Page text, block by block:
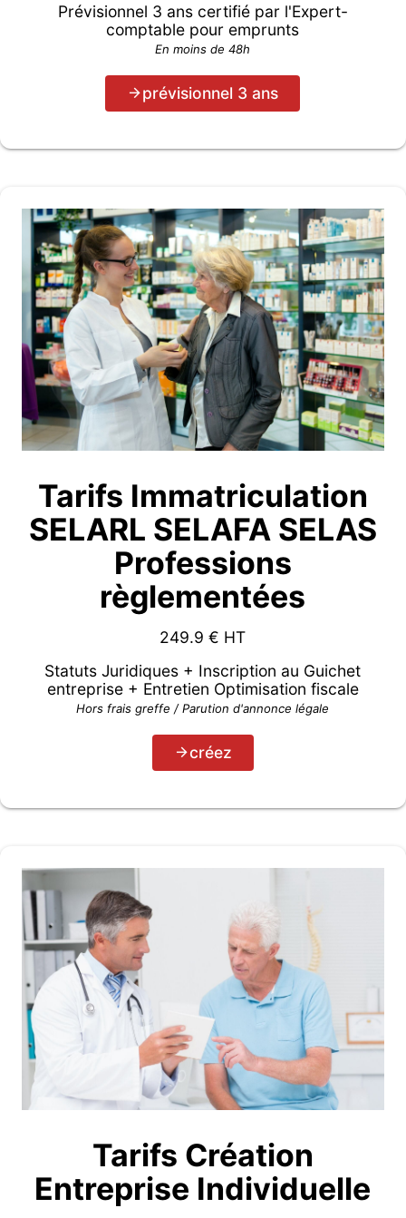
Prévisionnel 3 ans certifié par l'Expert-
comptable pour emprunts
En moins de 48h
prévisionnel 3 ans
Tarifs Immatriculation
SELARL SELAFA SELAS
Professions
règlementées
249.9 € HT
Statuts Juridiques + Inscription au Guichet
entreprise + Entretien Optimisation fiscale
Hors frais greffe / Parution d'annonce légale
créez
Tarifs Création
Entreprise Individuelle